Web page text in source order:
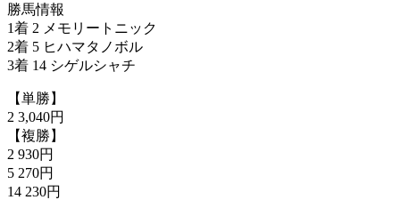
勝馬情報
1着 2 メモリートニック
2着 5 ヒハマタノボル
3着 14 シゲルシャチ
【単勝】
2 3,040円
【複勝】
2 930円
5 270円
14 230円